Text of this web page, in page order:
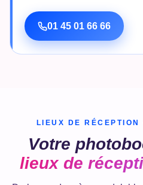
01 45 01 66 66
LIEUX DE
Votre
lieux de